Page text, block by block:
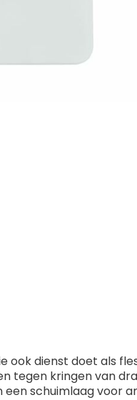
ook dienst doet als
tegen kringen van
schuimlaag voor